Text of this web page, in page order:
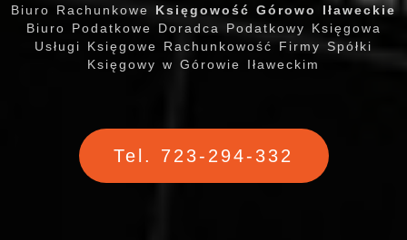
Biuro Rachunkowe Księgowość Górowo Iławeckie
Biuro Podatkowe Doradca Podatkowy Księgowa
Usługi Księgowe Rachunkowość Firmy Spółki
Księgowy w Górowie Iławeckim
Tel. 723-294-332